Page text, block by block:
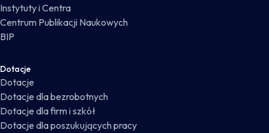
Instytuty i Centra
Centrum Publikacji Naukowych
BIP
Dotacje
Dotacje
Dotacje dla bezrobotnych
Dotacje dla firm i szkół
Dotacje dla poszukujących pracy